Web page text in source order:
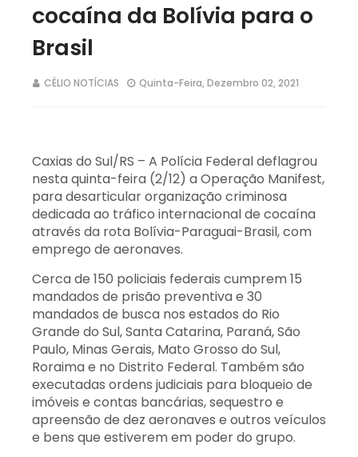
cocaína da Bolívia para o
Brasil
CÉLIO NOTÍCIAS Quinta-Feira, Dezembro 02, 2021
Caxias do Sul/RS – A Polícia Federal deflagrou
nesta quinta-feira (2/12) a Operação Manifest,
para desarticular organização criminosa
dedicada ao tráfico internacional de cocaína
através da rota Bolívia-Paraguai-Brasil, com
emprego de aeronaves.
Cerca de 150 policiais federais cumprem 15
mandados de prisão preventiva e 30
mandados de busca nos estados do Rio
Grande do Sul, Santa Catarina, Paraná, São
Paulo, Minas Gerais, Mato Grosso do Sul,
Roraima e no Distrito Federal. Também são
executadas ordens judiciais para bloqueio de
imóveis e contas bancárias, sequestro e
apreensão de dez aeronaves e outros veículos
e bens que estiverem em poder do grupo.